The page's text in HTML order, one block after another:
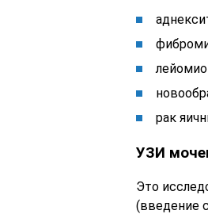
рак
УЗИ
Это
(введение